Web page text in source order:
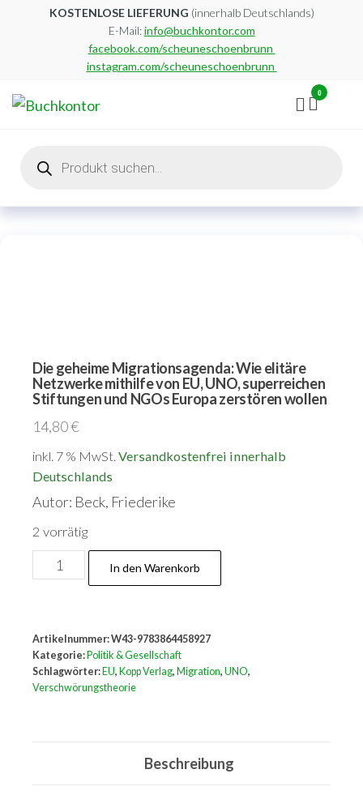
KOSTENLOSE LIEFERUNG (innerhalb Deutschlands)
E-Mail:info@buchkontor.com
facebook.com/scheuneschoenbrunn
instagram.com/scheuneschoenbrunn
0
search
Die geheime Migrationsagenda: Wie elitäre
Netzwerke mithilfe von EU, UNO, superreichen
Stiftungen und NGOs Europa zerstören wollen
14,80€
inkl. 7 % MwSt. Versandkostenfrei innerhalb
Deutschlands
Autor: Beck, Friederike
2 vorrätig
geheime
elitäre
Netzwerke
mithilfe
In den Warenkorb
Artikelnummer:W43-9783864458927
Kategorie: Politik & Gesellschaft
Schlagwörter: EU, Kopp Verlag, Migration, UNO,
Verschwörungstheorie
Beschreibung